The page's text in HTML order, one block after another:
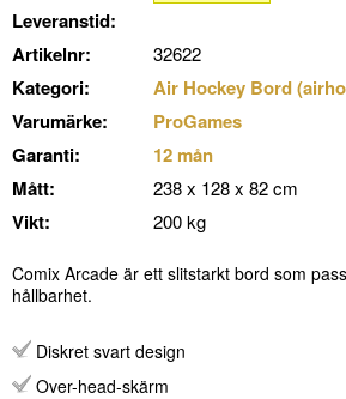
Leveranstid:
Artikelnr:
32622
Kategori:
Air Hockey Bord
Varumärke:
ProGames
Garanti:
12 mån
Mått:
238 x 128 x 82 cm
Vikt: 200 kg
Comix Arcade är ett slitstarkt bord som
hållbarhet.
Diskret svart design
Over-head-skärm